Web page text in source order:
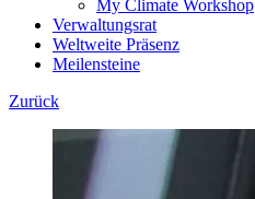
My Climate Workshop
Verwaltungsrat
Weltweite Präsenz
Meilensteine
Zurück